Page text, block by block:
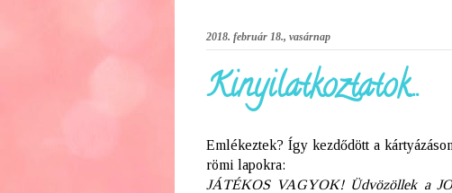
2018. február 18., vasárnap
Kinyilatkoztatok...
Emlékeztek? Így kezdődött a
römi lapokra:
JÁTÉKOS VAGYOK! Üdvözöllek a